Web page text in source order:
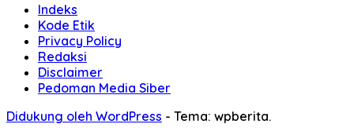
Indeks
Kode Etik
Privacy Policy
Redaksi
Disclaimer
Pedoman Media Siber
Didukung oleh WordPress - Tema: wpberita.